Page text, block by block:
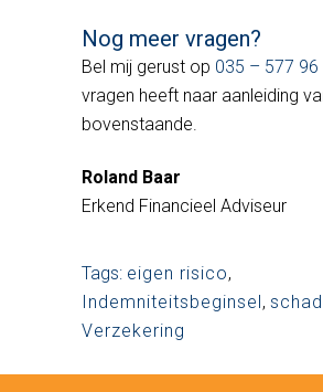
Nog meer vragen?
Bel mij gerust op 035 – 577 96
vragen heeft naar aanleiding
bovenstaande.
Roland Baar
Erkend Financieel Adviseur
Tags: eigen risico,
Indemniteitsbeginsel,
Verzekering